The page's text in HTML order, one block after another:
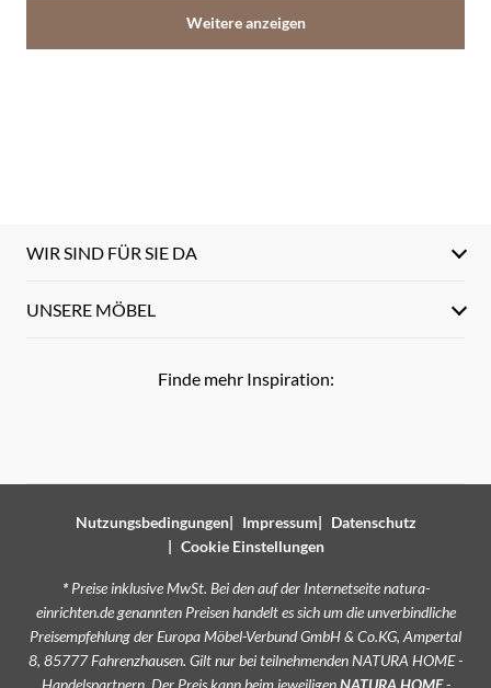
Weitere anzeigen
WIR SIND FÜR SIE DA
UNSERE MÖBEL
Finde mehr Inspiration:
Nutzungsbedingungen Impressum
Datenschutz
Cookie Einstellungen
*Preise inklusive MwSt. Bei den auf der Internetseite natura-
einrichten.de genannten Preisen handelt es sich um die unverbindliche
Preisempfehlung der Europa Möbel-Verbund GmbH & Co.KG, Ampertal
8, 85777 Fahrenzhausen. Gilt nur bei teilnehmenden NATURA HOME -